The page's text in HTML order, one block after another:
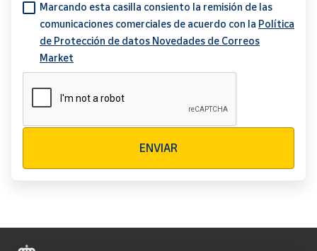
Marcando esta casilla consiento la remisión de las
comunicaciones comerciales de acuerdo con la Política
de Protección de datos Novedades de Correos
Market
ENVIAR